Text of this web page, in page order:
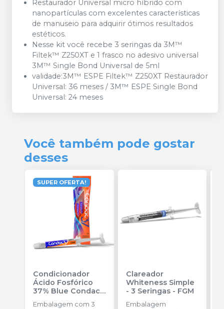
Restaurador Universal micro híbrido com
nanopartículas com excelentes características
de manuseio para adquirir ótimos resultados
estéticos.
Nesse kit você recebe 3 seringas da 3M™
Filtek™ Z250XT e 1 frasco no adesivo universal
3M™ Single Bond Universal de 5ml
validade:3M™ ESPE Filtek™ Z250XT Restaurador
Universal: 36 meses / 3M™ ESPE Single Bond
Universal: 24 meses
Você também pode gostar
desses
SUPER OFERTA!
Condicionador
Ácido Fosfórico
37% Blue Condac-
FGM
Embalagem com 3
Clareador
Whiteness Simple
- 3 Seringas- FGM
Embalagem